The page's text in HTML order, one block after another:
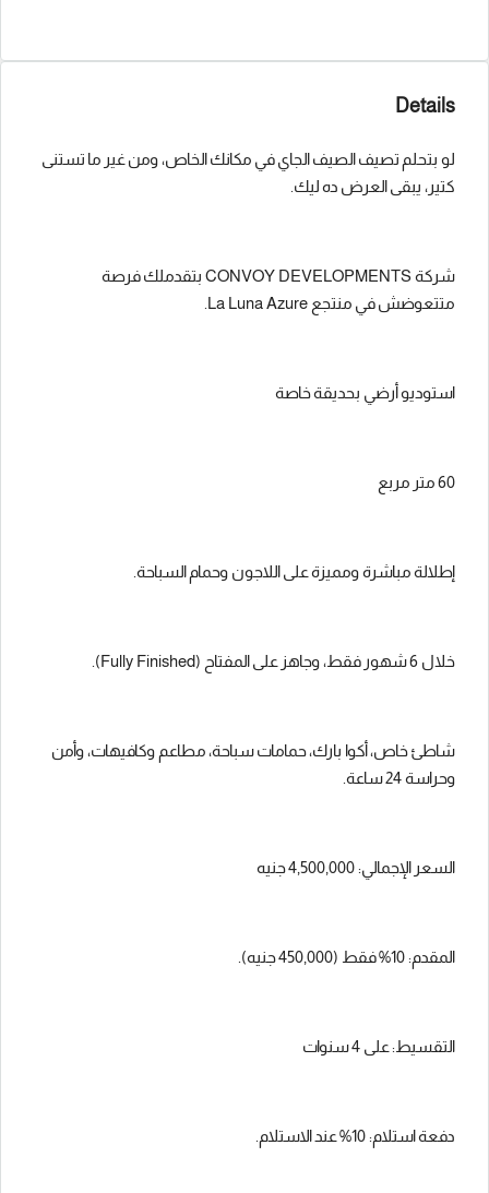
Details
لو بتحلم تصيف الصيف الجاي في مكانك الخاص، ومن غير ما تستنى
كتير، يبقى العرض ده ليك.
شركة CONVOY DEVELOPMENTS بتقدملك فرصة
متتعوضش في منتجع La Luna Azure.
استوديو أرضي بحديقة خاصة
60 متر مربع
إطلالة مباشرة ومميزة على اللاجون وحمام السباحة.
خلال 6 شهور فقط، وجاهز على المفتاح (Fully Finished).
شاطئ خاص، أكوا بارك، حمامات سباحة، مطاعم وكافيهات، وأمن
وحراسة 24 ساعة.
السعر الإجمالي: 4,500,000 جنيه
المقدم: 10% فقط (450,000 جنيه).
التقسيط: على 4 سنوات
دفعة استلام: 10% عند الاستلام.